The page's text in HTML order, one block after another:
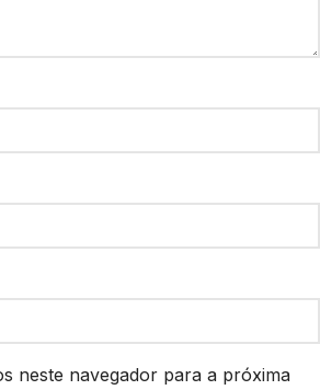
neste navegador para a próxima